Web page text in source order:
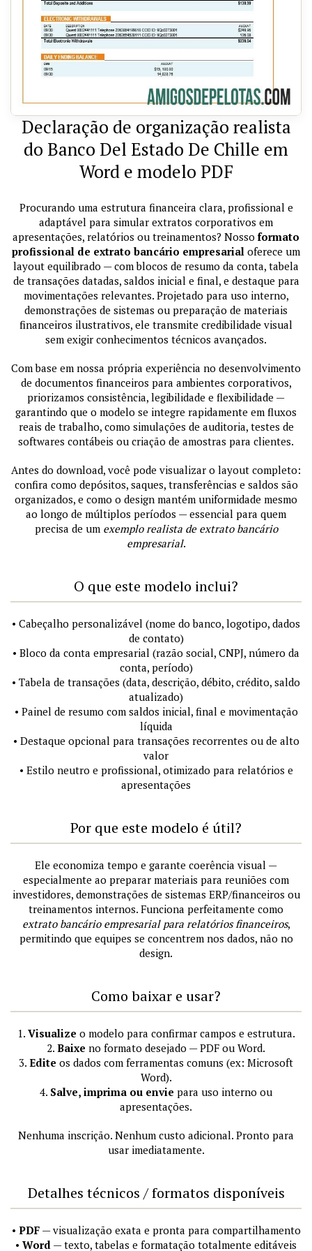
Declaração de organização realista
do Banco Del Estado De Chille em
Word e modelo PDF
Procurando uma estrutura financeira clara, profissional e
adaptável para simular extratos corporativos em
apresentações, relatórios ou treinamentos? Nosso formato
profissional de extrato bancário empresarial oferece um
layout equilibrado — com blocos de resumo da conta, tabela
de transações datadas, saldos inicial e final, e destaque para
movimentações relevantes. Projetado para uso interno,
demonstrações de sistemas ou preparação de materiais
financeiros ilustrativos, ele transmite credibilidade visual
sem exigir conhecimentos técnicos avançados.
Com base em nossa própria experiência no desenvolvimento
de documentos financeiros para ambientes corporativos,
priorizamos consistência, legibilidade e flexibilidade —
garantindo que o modelo se integre rapidamente em fluxos
reais de trabalho, como simulações de auditoria, testes de
softwares contábeis ou criação de amostras para clientes.
Antes do download, você pode visualizar o layout completo:
confira como depósitos, saques, transferências e saldos são
organizados, e como o design mantém uniformidade mesmo
ao longo de múltiplos períodos — essencial para quem
precisa de um exemplo realista de extrato bancário
empresarial.
O que este modelo inclui?
• Cabeçalho personalizável (nome do banco, logotipo, dados
de contato)
• Bloco da conta empresarial (razão social, CNPJ, número da
conta, período)
• Tabela de transações (data, descrição, débito, crédito, saldo
atualizado)
• Painel de resumo com saldos inicial, final e movimentação
líquida
• Destaque opcional para transações recorrentes ou de alto
valor
• Estilo neutro e profissional, otimizado para relatórios e
apresentações
Por que este modelo é útil?
Ele economiza tempo e garante coerência visual —
especialmente ao preparar materiais para reuniões com
investidores, demonstrações de sistemas ERP/financeiros ou
treinamentos internos. Funciona perfeitamente como
extrato bancário empresarial para relatórios financeiros,
permitindo que equipes se concentrem nos dados, não no
design.
Como baixar e usar?
1. Visualize o modelo para confirmar campos e estrutura.
2. Baixe no formato desejado — PDF ou Word.
3. Edite os dados com ferramentas comuns (ex: Microsoft
Word).
4. Salve, imprima ou envie para uso interno ou
apresentações.
Nenhuma inscrição. Nenhum custo adicional. Pronto para
usar imediatamente.
Detalhes técnicos / formatos disponíveis
• PDF— visualização exata e pronta para compartilhamento
• Word — texto, tabelas e formatação totalmente editáveis